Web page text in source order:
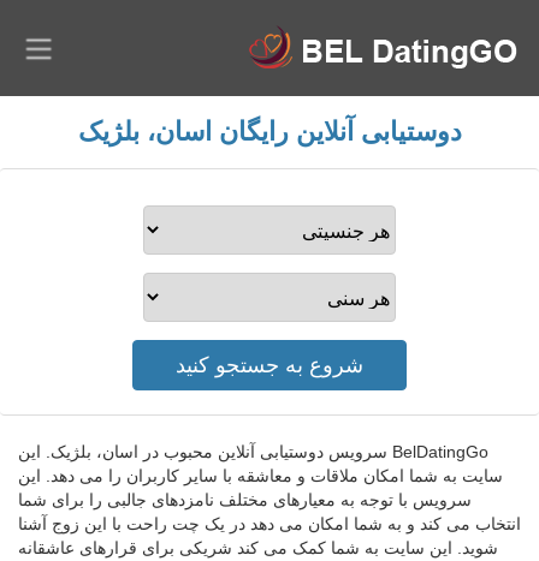
دوستیابی آنلاین رایگان اسان، بلژیک
BelDatingGo سرویس دوستیابی آنلاین محبوب در اسان، بلژیک. این
سایت به شما امکان ملاقات و معاشقه با سایر کاربران را می دهد. این
سرویس با توجه به معیارهای مختلف نامزدهای جالبی را برای شما
انتخاب می کند و به شما امکان می دهد در یک چت راحت با این زوج آشنا
شوید. این سایت به شما کمک می کند شریکی برای قرارهای عاشقانه